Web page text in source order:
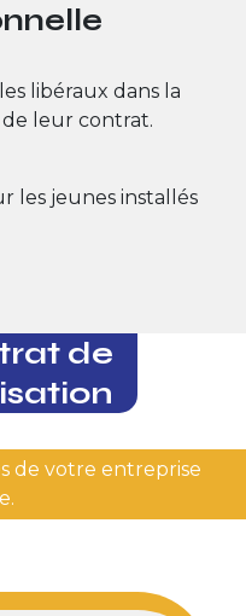
libéraux dans la
leur contrat.
les jeunes installés
de
de votre entreprise